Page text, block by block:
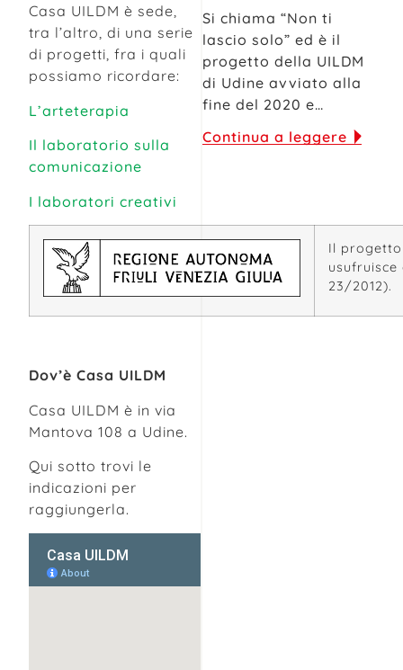
Casa UILDM è sede,
tra l’altro, di una serie
di progetti, fra i quali
possiamo ricordare:
L’arteterapia
Il laboratorio sulla
comunicazione
I laboratori creativi
Il progetto
usufruisce
23/2012).
Dov’è Casa UILDM
Casa UILDM è in via
Mantova 108 a Udine.
Qui sotto trovi le
indicazioni per
raggiungerla.
Si chiama “Non ti
lascio solo” ed è il
progetto della UILDM
di Udine avviato alla
fine del 2020 e…
Continua a leggere